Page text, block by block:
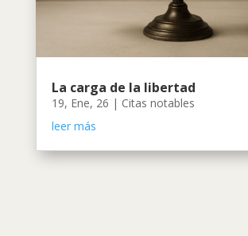
La carga de la libertad
19, Ene, 26 | Citas notables
leer más